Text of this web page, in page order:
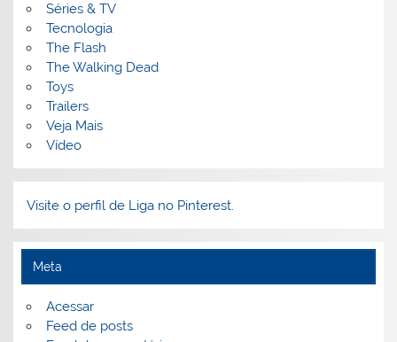
Séries & TV
Tecnologia
The Flash
The Walking Dead
Toys
Trailers
Veja Mais
Vídeo
Visite o perfil de Liga no Pinterest.
Meta
Acessar
Feed de posts